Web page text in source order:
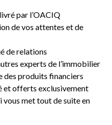
par l’OACIQ
de vos attentes et de
de relations
experts de l’immobilier
des produits financiers
et offerts exclusivement
met tout de suite en